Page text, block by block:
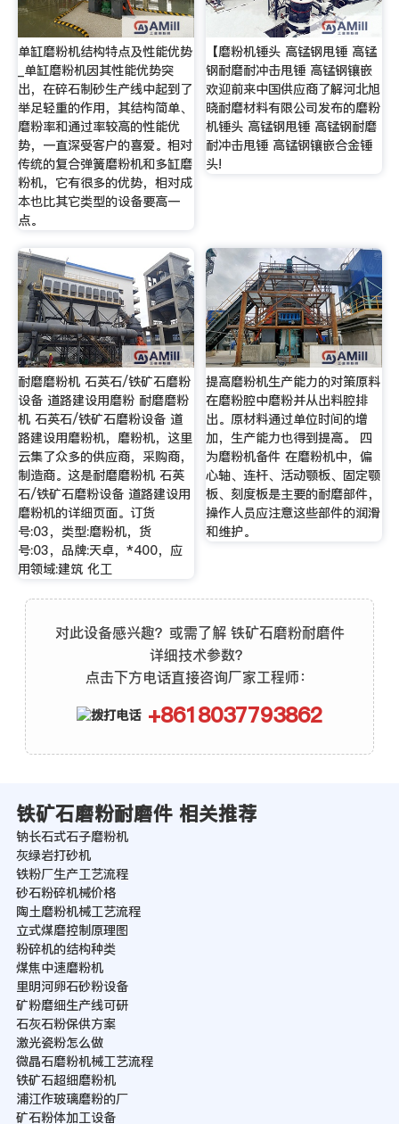
单缸磨粉机结构特点及性能优势
_单缸磨粉机因其性能优势突
出，在碎石制砂生产线中起到了
举足轻重的作用，其结构简单、
磨粉率和通过率较高的性能优
势，一直深受客户的喜爱。相对
传统的复合弹簧磨粉机和多缸磨
粉机，它有很多的优势，相对成
本也比其它类型的设备要高一
点。
【磨粉机锤头 高锰钢甩锤 高锰
钢耐磨耐冲击甩锤 高锰钢镶嵌
欢迎前来中国供应商了解河北旭
晓耐磨材料有限公司发布的磨粉
机锤头 高锰钢甩锤 高锰钢耐磨
耐冲击甩锤 高锰钢镶嵌合金锤
头!
耐磨磨粉机 石英石/铁矿石磨粉
设备 道路建设用磨粉 耐磨磨粉
机 石英石/铁矿石磨粉设备 道
路建设用磨粉机，磨粉机，这里
云集了众多的供应商，采购商，
制造商。这是耐磨磨粉机 石英
石/铁矿石磨粉设备 道路建设用
磨粉机的详细页面。订货
号:03，类型:磨粉机，货
号:03，品牌:天卓，*400，应
用领域:建筑 化工
提高磨粉机生产能力的对策原料
在磨粉腔中磨粉并从出料腔排
出。原材料通过单位时间的增
加，生产能力也得到提高。 四
为磨粉机备件 在磨粉机中，偏
心轴、连杆、活动颚板、固定颚
板、刻度板是主要的耐磨部件，
操作人员应注意这些部件的润滑
和维护。
对此设备感兴趣？或需了解 铁矿石磨粉耐磨件
详细技术参数？
点击下方电话直接咨询厂家工程师：
+8618037793862
铁矿石磨粉耐磨件 相关推荐
钠长石式石子磨粉机
灰绿岩打砂机
铁粉厂生产工艺流程
砂石粉碎机械价格
陶土磨粉机械工艺流程
立式煤磨控制原理图
粉碎机的结构种类
煤焦中速磨粉机
里明河卵石砂粉设备
矿粉磨细生产线可研
石灰石粉保供方案
激光瓷粉怎么做
微晶石磨粉机械工艺流程
铁矿石超细磨粉机
浦江作玻璃磨粉的厂
矿石粉体加工设备